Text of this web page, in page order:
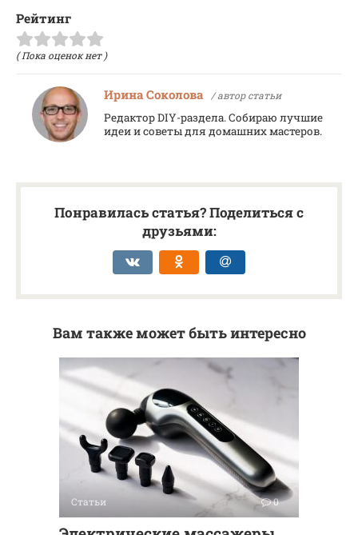
Рейтинг
( Пока оценок нет )
Ирина Соколова / автор статьи
Редактор DIY-раздела. Собираю лучшие
идеи и советы для домашних мастеров.
Понравилась статья? Поделиться с
друзьями:
Вам также может быть интересно
Статьи 0